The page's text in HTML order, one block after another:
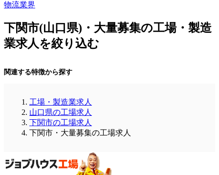
物流業界
下関市(山口県)・大量募集の工場・製造
業求人を絞り込む
関連する特徴から探す
工場・製造業求人
山口県の工場求人
下関市の工場求人
下関市・大量募集の工場求人